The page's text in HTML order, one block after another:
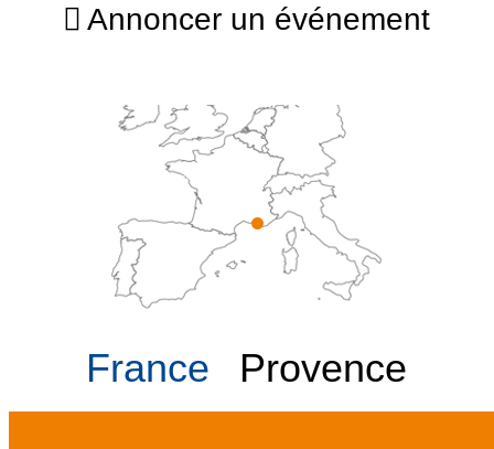
Annoncer un événement
France Provence